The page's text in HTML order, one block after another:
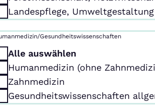
Landespflege, Umweltgestaltung
Gesundheitswissenschaften
Alle auswählen
Humanmedizin (ohne
Zahnmedizin
Gesundheitswissenschaften